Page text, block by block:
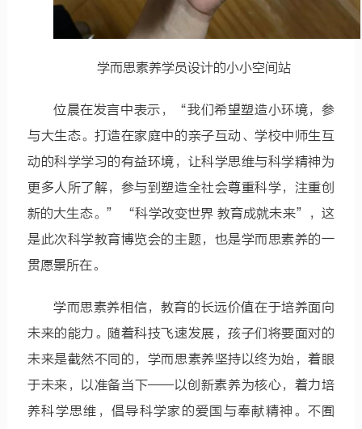
学而思素养学员设计的小小空间站
位晨在发言中表示，“我们希望塑造小环境，参
与大生态。打造在家庭中的亲子互动、学校中师生互
动的科学学习的有益环境，让科学思维与科学精神为
更多人所了解，参与到塑造全社会尊重科学，注重创
新的大生态。” “科学改变世界 教育成就未来”，这
是此次科学教育博览会的主题，也是学而思素养的一
贯愿景所在。
学而思素养相信，教育的长远价值在于培养面向
未来的能力。随着科技飞速发展，孩子们将要面对的
未来是截然不同的，学而思素养坚持以终为始，着眼
于未来，以准备当下——以创新素养为核心，着力培
养科学思维，倡导科学家的爱国与奉献精神。不囿